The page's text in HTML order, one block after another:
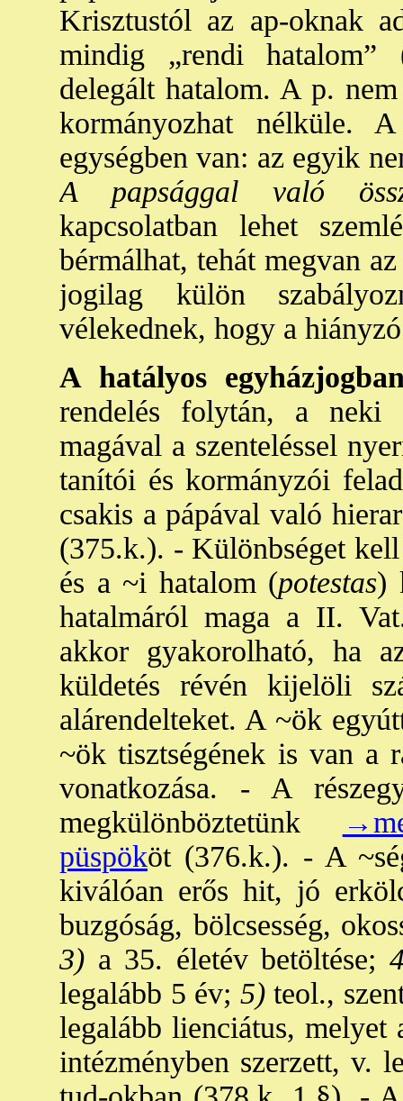
Krisztustól az ap-oknak
mindig „rendi hatalom”
delegált hatalom. A p.
kormányozhat nélküle.
egységben van: az egyik
A papsággal való
kapcsolatban lehet
bérmálhat, tehát megvan
jogilag külön
vélekednek, hogy a
A hatályos
rendelés folytán, a neki
magával a szenteléssel
tanítói és kormányzói
csakis a pápával való
(375.k.). - Különbséget
és a ~i hatalom (potestas)
hatalmáról maga a II.
akkor gyakorolható, ha
küldetés révén kijelöli
alárendelteket. A ~ök
~ök tisztségének is van a
vonatkozása. - A
megkülönböztetünk
püspököt (376.k.). - A
kiválóan erős hit, jó
buzgóság, bölcsesség,
3) a 35. életév betöltése;
legalább 5 év; 5)teol.,
legalább lienciátus,
intézményben szerzett, v.